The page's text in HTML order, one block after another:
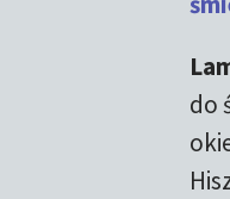
do